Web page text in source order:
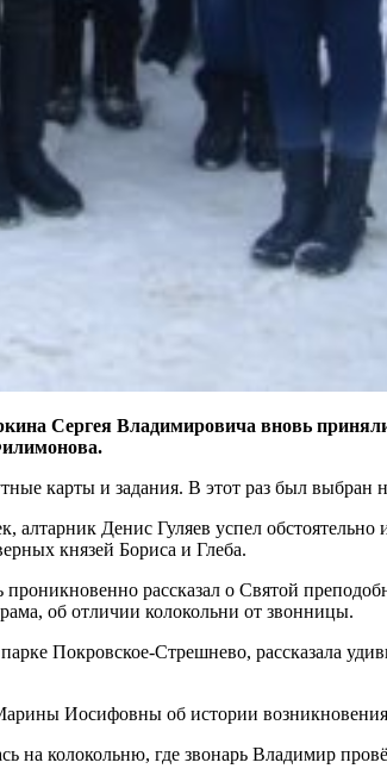
Сергея Владимировича вновь приняли
карты и задания. В этот раз был выбран
Денис Гуляев успел обстоятельно
князей Бориса и Глеба.
рассказал о Святой
об отличии колокольни от звонницы.
Покровское-Стрешнево, рассказала
Иосифовны об истории
колокольню, где звонарь Владимир